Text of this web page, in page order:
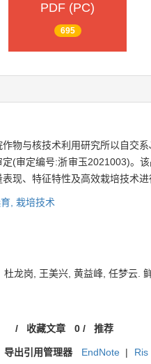
PDF (PC)
695
物与核技术利用研究所以自交
(审定编号:浙审玉2021003)。
现、特征特性及高效栽培技术
, 栽培技术
杜龙岗, 王美兴, 黄益峰, 任梦云.
/ 收藏文章 0/ 推荐
导出引用管理器 EndNote | Ris